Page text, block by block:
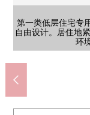
第一类低层住宅专
自由设计。居住地
环
第一类低层住宅专
自由设计。居住地
环
第一类低层住宅专
自由设计。居住地
环
第一类低层住宅专
自由设计。居住地
环
第一类低层住宅专
自由设计。居住地
环
第一类低层住宅专
自由设计。居住地
环
第一类低层住宅专
自由设计。居住地
环
第一类低层住宅专
自由设计。居住地
环
第一类低层住宅专
自由设计。居住地
环
第一类低层住宅专
自由设计。居住地
环
第一类低层住宅专
自由设计。居住地
环
北